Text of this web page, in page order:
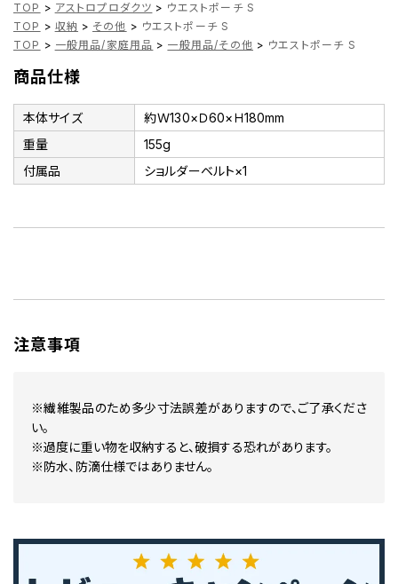
TOP > アストロプロダクツ > ウエストポーチ S
TOP > 収納 > その他 > ウエストポーチ S
TOP > 一般用品/家庭用品 > 一般用品/その他 > ウエストポーチ S
商品仕様
本体サイズ
約Ｗ130×Ｄ60×Ｈ180mm
重量
155g
付属品
ショルダーベルト×1
注意事項
※繊維製品のため多少寸法誤差がありますので、ご了承くださ
い。
※過度に重い物を収納すると、破損する恐れがあります。
※防水、防滴仕様ではありません。